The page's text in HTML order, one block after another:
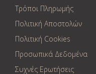
Τρόποι Πληρωμής
Πολιτική Αποστολών
Πολιτική Cookies
Προσωπικά Δεδομένα
Συχνές Ερωτήσεις